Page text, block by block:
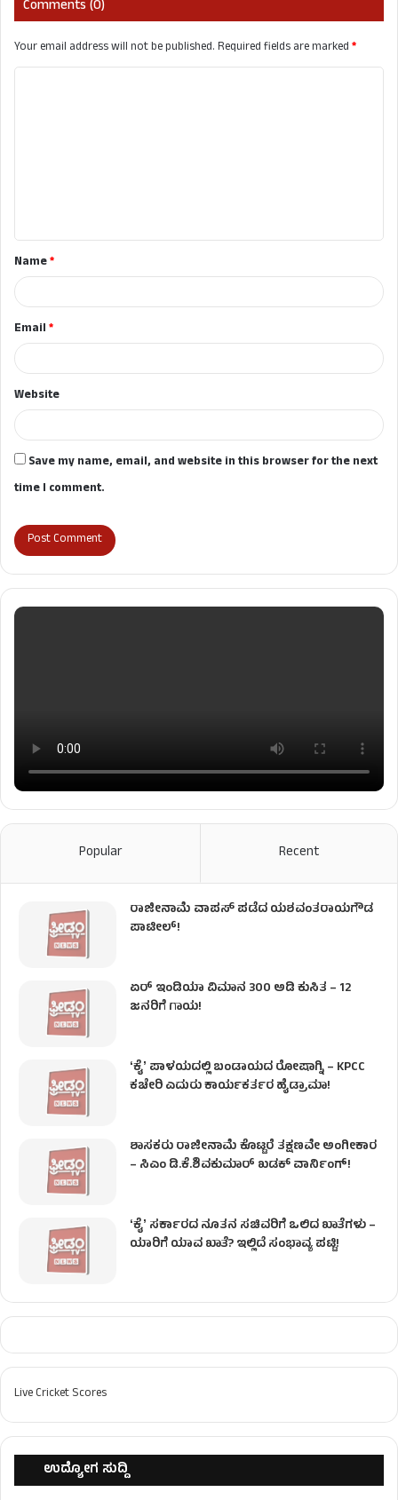
Comments (0)
Your email address will not be published.Required fields are marked*
t
*Name*
Email*
Website
Save my name, email, and website in this browser for the next
time I comment.
Popular Recent
ರಾಜೀನಾಮೆ ವಾಪಸ್ ಪಡೆದ ಯಶವಂತರಾಯಗೌಡ
ಪಾಟೀಲ್‌!
ಏರ್ ಇಂಡಿಯಾ ವಿಮಾನ 300 ಅಡಿ ಕುಸಿತ – 12
ಜನರಿಗೆ ಗಾಯ!
ʻಕೈʼ​ ಪಾಳಯದಲ್ಲಿ ಬಂಡಾಯದ ರೋಷಾಗ್ನಿ – KPCC
ಕಚೇರಿ ಎದುರು ಕಾರ್ಯಕರ್ತರ ಹೈಡ್ರಾಮಾ!
ಶಾಸಕರು ರಾಜೀನಾಮೆ ಕೊಟ್ಟರೆ ತಕ್ಷಣವೇ ಅಂಗೀಕಾರ
– ಸಿಎಂ ಡಿ.ಕೆ.ಶಿವಕುಮಾರ್ ಖಡಕ್ ವಾರ್ನಿಂಗ್!
ʻಕೈʼ ಸರ್ಕಾರದ ನೂತನ ಸಚಿವರಿಗೆ ಒಲಿದ ಖಾತೆಗಳು –
ಯಾರಿಗೆ ಯಾವ ಖಾತೆ? ಇಲ್ಲಿದೆ ಸಂಭಾವ್ಯ ಪಟ್ಟಿ!
Live Cricket Scores
ಉದ್ಯೋಗ ಸುದ್ದಿ